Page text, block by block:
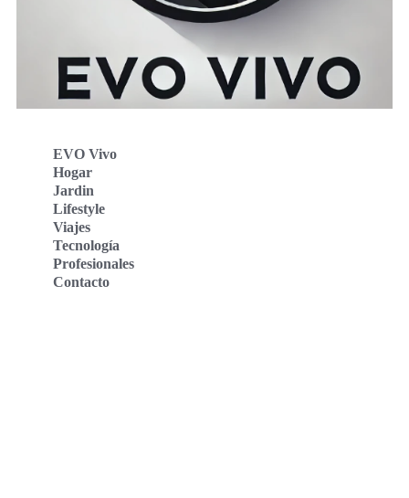
EVO Vivo
Hogar
Jardin
Lifestyle
Viajes
Tecnología
Profesionales
Contacto